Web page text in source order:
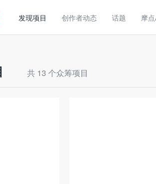
发现项目 创作者动态 话题 摩
共 13 个众筹项目